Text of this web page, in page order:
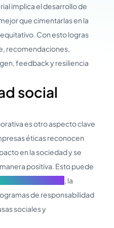
implica el desarrollo de
que cimentarlas en la
Con esto logras
recomendaciones,
feedback y resiliencia
social
es otro aspecto clave
éticas reconocen
en la sociedad y se
positiva. Esto puede
, la
de responsabilidad
sociales y